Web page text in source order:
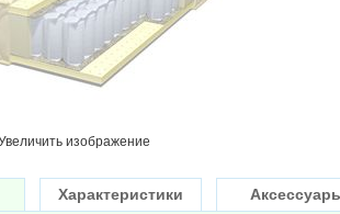
изображение
Характеристики